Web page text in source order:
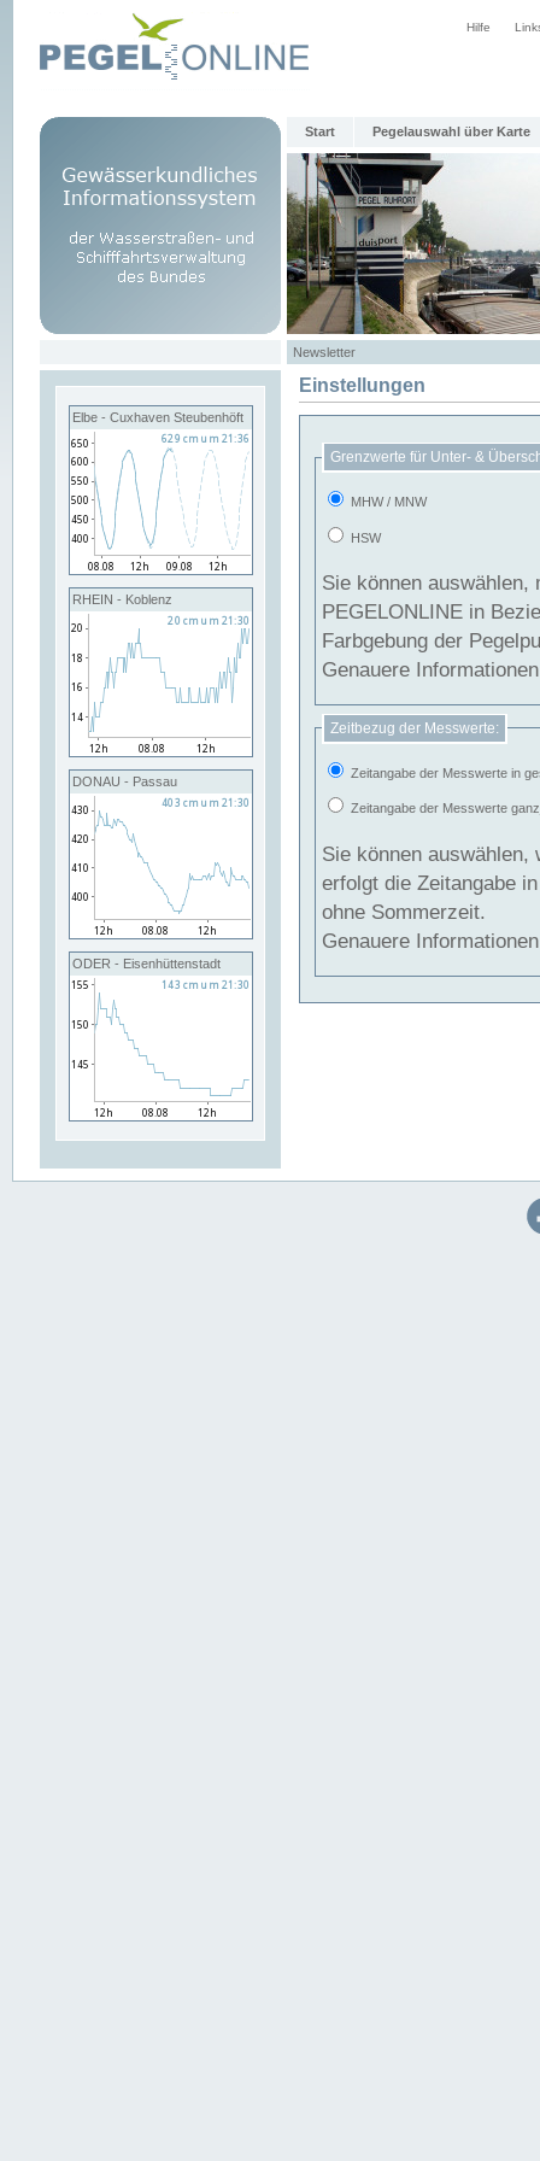
Hilfe
Start Pegelauswahl über Karte
Newsletter
Elbe - Cuxhaven Steubenhöft
RHEIN - Koblenz
DONAU - Passau
ODER - Eisenhüttenstadt
Einstellungen
Grenzwerte für Unter- &
MHW / MNW
HSW
Sie können
PEGELONLINE in Beziehung
Farbgebung der
Genauere
Zeitbezug der Messwerte:
Zeitangabe der Messwerte in
Zeitangabe der Messwerte
Sie können auswählen,
erfolgt die Zeitangabe
ohne Sommerzeit.
Genauere